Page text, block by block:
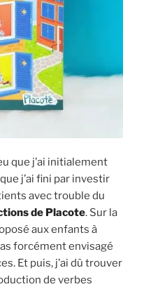
que j’ai initialement
j’ai fini par investir
avec trouble du
de Placote. Sur la
aux enfants à
forcément envisagé
Et puis, j’ai dû trouver
de verbes